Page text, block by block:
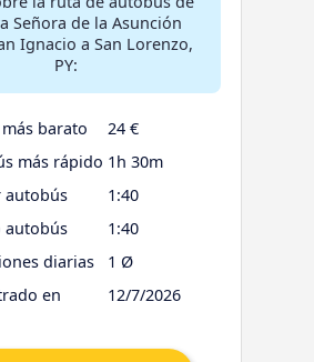
Señora de la Asunción
Ignacio a San Lorenzo,
PY:
barato
24 €
más rápido 1h 30m
autobús
1:40
autobús
1:40
diarias
1 Ø
en
12/7/2026